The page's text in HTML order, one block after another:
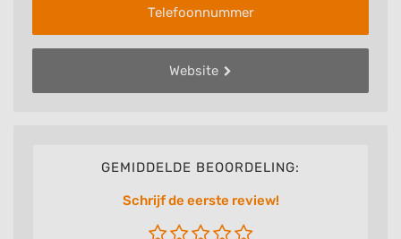
Telefoonnummer
Website
GEMIDDELDE BEOORDELING:
Schrijf de eerste review!